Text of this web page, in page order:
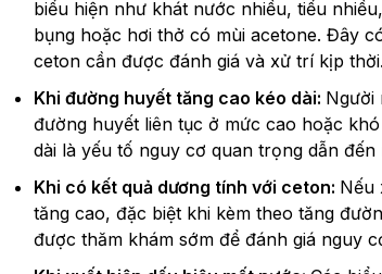
biểu hiện như khát nước nhiều, tiểu
bụng hoặc hơi thở có mùi acetone. Đây
ceton cần được đánh giá và xử trí kịp thời.
Khi đường huyết tăng cao kéo dài: Người
đường huyết liên tục ở mức cao hoặc
dài là yếu tố nguy cơ quan trọng dẫn đến
Khi có kết quả dương tính với ceton: Nếu
tăng cao, đặc biệt khi kèm theo tăng
được thăm khám sớm để đánh giá nguy